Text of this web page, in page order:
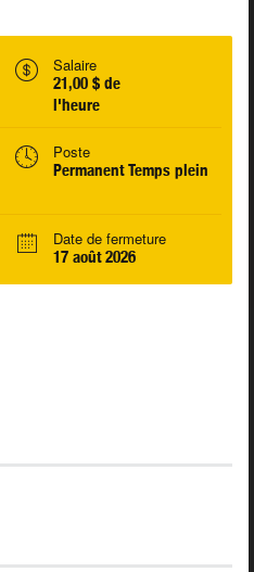
Salaire
21,00 $ de
l'heure
Poste
Permanent Temps plein
Date de fermeture
17 août 2026